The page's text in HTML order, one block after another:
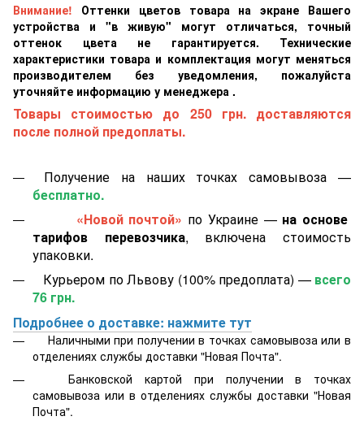
Внимание!
Оттенки цветов товара на экране Вашего
устройства и "в живую" могут отличаться, точный
оттенок цвета не гарантируется. Технические
характеристики товара и комплектация могут меняться
производителем без уведомления, пожалуйста
уточняйте информацию у менеджера .
Товары стоимостью до 250 грн. доставляются
после полной предоплаты.
Получение на наших точках самовывоза —
бесплатно.
«Новой почтой» по Украине — на основе
тарифов перевозчика, включена стоимость
упаковки.
Курьером по Львову (100% предоплата) — всего
76 грн.
Подробнее о доставке: нажмите тут
Наличными при получении в точках самовывоза или в
отделениях службы доставки "Новая Почта".
Банковской картой при получении в точках
самовывоза или в отделениях службы доставки "Новая
Почта".